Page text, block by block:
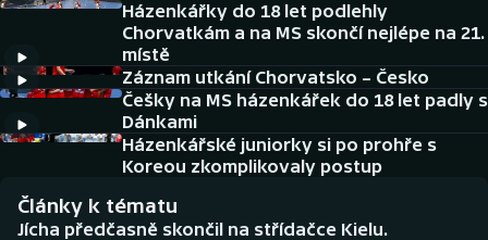
DALŠÍ SPORTY
Americký fotbal
Baseball a softbal
Biatlon
NEPŘEHLÉDNĚTE
Historické návraty
Aplikace ČT sport
Házenkářky do 18 let podlehly
Chorvatkám a na MS skončí nejlépe na 21.
místě
Záznam utkání Chorvatsko – Česko
Češky na MS házenkářek do 18 let padly s
Dánkami
Házenkářské juniorky si po prohře s
Koreou zkomplikovaly postup
Články k tématu
Jícha předčasně skončil na střídačce Kielu.